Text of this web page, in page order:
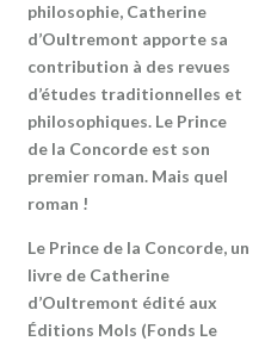
philosophie, Catherine
d’Oultremont apporte sa
contribution à des revues
d’études traditionnelles et
philosophiques. Le Prince
de la Concorde est son
premier roman. Mais quel
roman !
Le Prince de la Concorde, un
livre de Catherine
d’Oultremont édité aux
Éditions Mols (Fonds Le